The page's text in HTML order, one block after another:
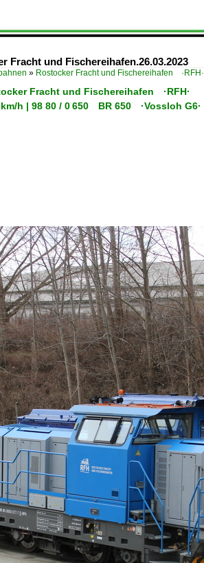
Fracht und Fischereihafen.26.03.2023
» Rostocker Fracht und Fischereihafen ·RFH·
Fracht und Fischereihafen ·RFH·
h | 98 80 / 0 650 BR 650 ·Vossloh G6·